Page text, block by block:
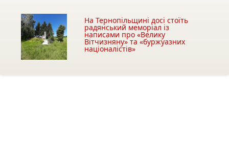
На Тернопільщині досі стоїть
радянський меморіал із
написами про «Велику
Вітчизняну» та «буржуазних
націоналістів»